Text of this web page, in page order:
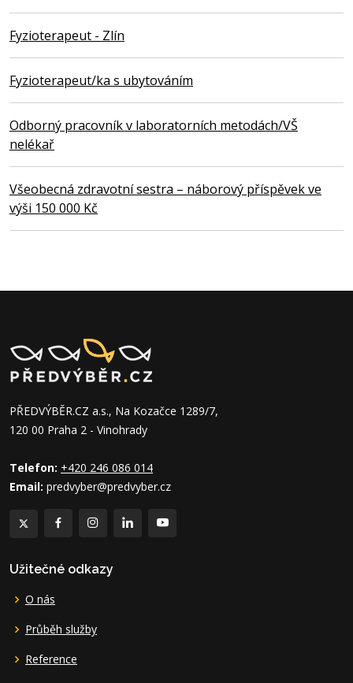
Fyzioterapeut - Zlín
Fyzioterapeut/ka s ubytováním
Odborný pracovník v laboratorních metodách/VŠ
nelékař
Všeobecná zdravotní sestra – náborový příspěvek ve
výši 150 000 Kč
PŘEDVÝBĚR.CZ a.s., Na Kozačce 1289/7,
120 00 Praha 2 - Vinohrady
Telefon: +420 246 086 014
Email: predvyber@predvyber.cz
Užitečné odkazy
O nás
Průběh služby
Reference